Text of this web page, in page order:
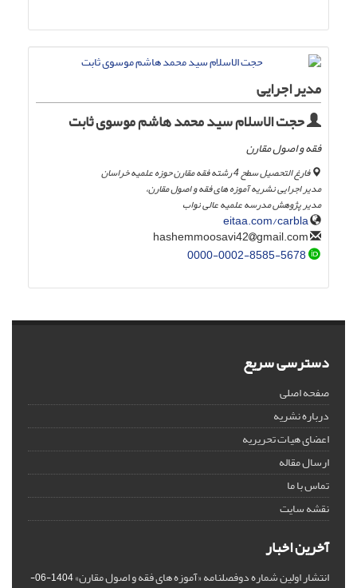
مدیر اجرایی
حجت الاسلام سید محمد هاشم موسوی ثابت
فقه و اصول مقارن
فارغ التحصیل سطح 4 رشته فقه مقارن حوزه علمیه خراسان
مدیر اجرایی نشریه آموزه های فقه و اصول مقارن،
مدیر پژوهش مدرسه علمیه عالی نواب
eitaa.com/carbla
gmail.com
0000-0002-8585-5678
دسترسی سریع
صفحه اصلی
درباره نشریه
اعضای هیات تحریریه
ارسال مقاله
تماس با ما
نقشه سایت
آخرین اخبار
انتشار اولین شماره دوفصلنامه «آموزه های فقه و اصول مقارن»
1404-06-